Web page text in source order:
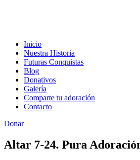
Inicio
Nuestra Historia
Futuras Conquistas
Blog
Donativos
Galería
Comparte tu adoración
Contacto
Donar
Altar 7-24. Pura